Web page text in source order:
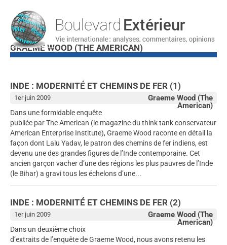
GRAEME WOOD (THE AMERICAN)
INDE : MODERNITÉ ET CHEMINS DE FER (1)
Graeme Wood (The
American)
1er juin 2009
Dans une formidable enquête
publiée par The American (le magazine du think tank conservateur
American Enterprise Institute), Graeme Wood raconte en détail la
façon dont Lalu Yadav, le patron des chemins de fer indiens, est
devenu une des grandes figures de l’Inde contemporaine. Cet
ancien garçon vacher d’une des régions les plus pauvres de l’Inde
(le Bihar) a gravi tous les échelons d’une...
INDE : MODERNITÉ ET CHEMINS DE FER (2)
Graeme Wood (The
American)
1er juin 2009
Dans un deuxième choix
d’extraits de l’enquête de Graeme Wood, nous avons retenu les